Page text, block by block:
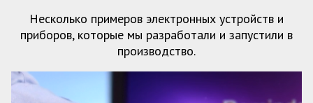
Несколько примеров электронных устройств и
приборов, которые мы разработали и запустили в
производство.